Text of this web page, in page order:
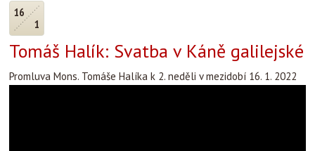
16
1
Tomáš Halík: Svatba v Káně galilejské
Promluva Mons. Tomáše Halíka k 2. neděli v mezidobí 16. 1. 2022